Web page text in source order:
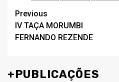
Post
navigation
Previous
IV TAÇA MORUMBI
FERNANDO REZENDE
+PUBLICAÇÕES